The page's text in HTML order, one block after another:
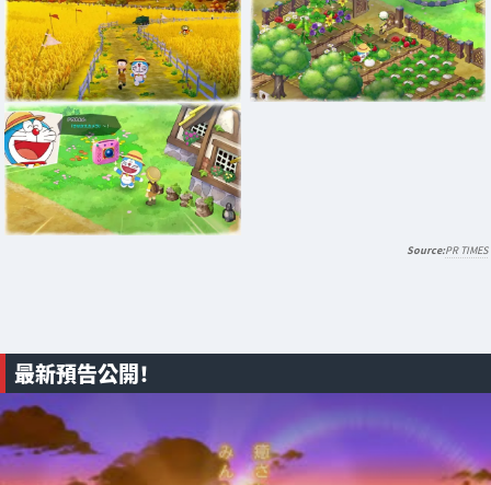
PR TIMES
最新預告公開！